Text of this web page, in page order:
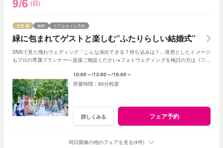
(日)
緑に包まれてゲストと楽しむ”ふたりらしい結婚式”
残席 無料 リアルタイム予約
SNSで見た憧れウェディング「こんな演出できる？持ち込みは？」漠然としたイメージ
もプロの専属プランナーへ直接ご相談ください※フォトウェディングを検討の方は《フォ
10:00～ 13:00～ 16:00～
90分程度
詳しくみる フェア予約
同日開催の他のフェアを見る(4件)